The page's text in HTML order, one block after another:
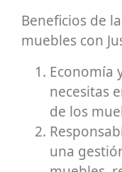
Beneficios de
muebles con
Economía
necesitas
de los
una